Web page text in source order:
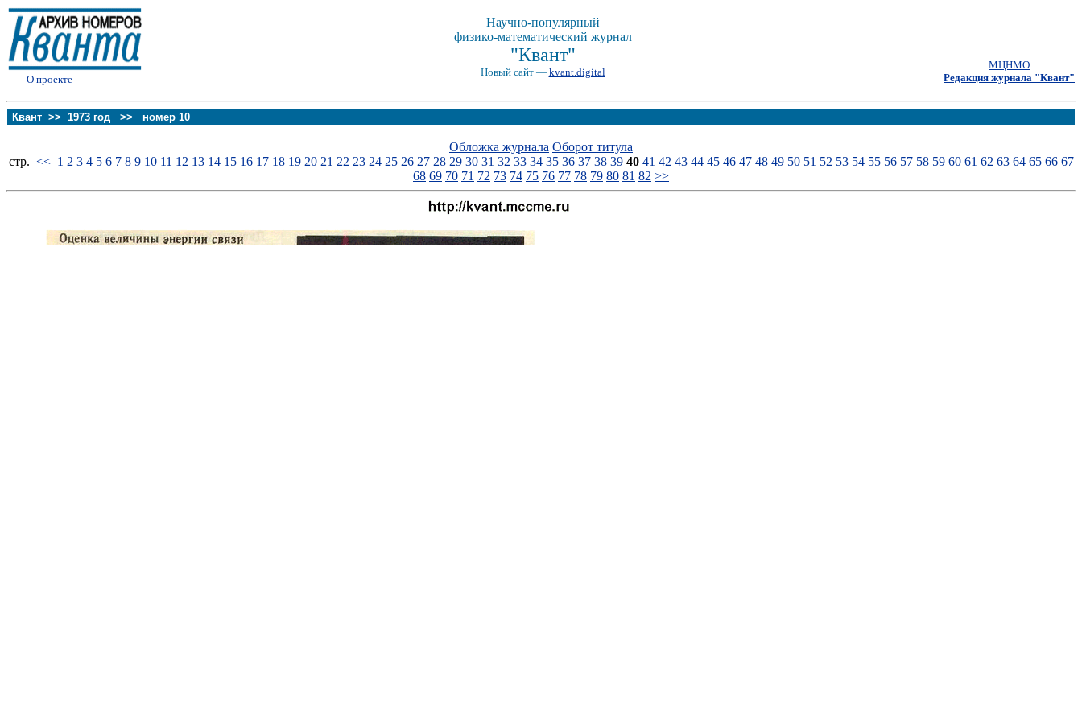
О проекте
Научно-популярный
физико-математический журнал
"Квант"
Новый сайт — kvant.digital
МЦНМО
Редакция журнала "Квант"
Квант >> 1973 год >> номер 10
Обложка журнала Оборот титула
стp. << 1 2 3 4 5 6 7 8 9 10 11 12 13 14 15 16 17 18 19 20 21 22 23 24 25 26 27 28 29 30 31 32 33 34 35 36 37 38 39 40 41 42 43 44 45 46 47 48 49 50 51 52 53 54 55 56 57 58 59 60 61 62 63 64 65 66 67
68 69 70 71 72 73 74 75 76 77 78 79 80 81 82 >>